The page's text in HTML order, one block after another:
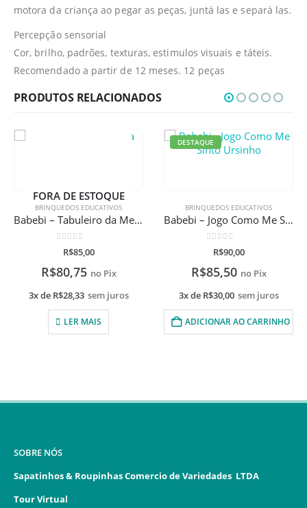
motora da criança ao pegar as peças, juntá las e separá las.
Percepção sensorial
Cor, brilho, padrões, texturas, estimulos visuais e táteis.
Recomendado a partir de 12 meses. 12 peças
PRODUTOS RELACIONADOS
BRINQUEDOS EDUCATIVOS
Babebi – Jogo Como Me Sinto Ursinho
de 5
R$90,00
R$85,50 no Pix
3x deR$30,00 sem juros
ADICIONAR AO CARRINHO
BRINQUEDOS EDUCATIVOS
Babebi – Toque e Encontre – Brinquedo Pedagógico / Educativo
de 5
R$88,00
R$83,60 no Pix
3x deR$29,33 sem juros
LER MAIS
SOBRE NÓS
Sapatinhos & Roupinhas Comercio de Variedades LTDA
Tour Virtual